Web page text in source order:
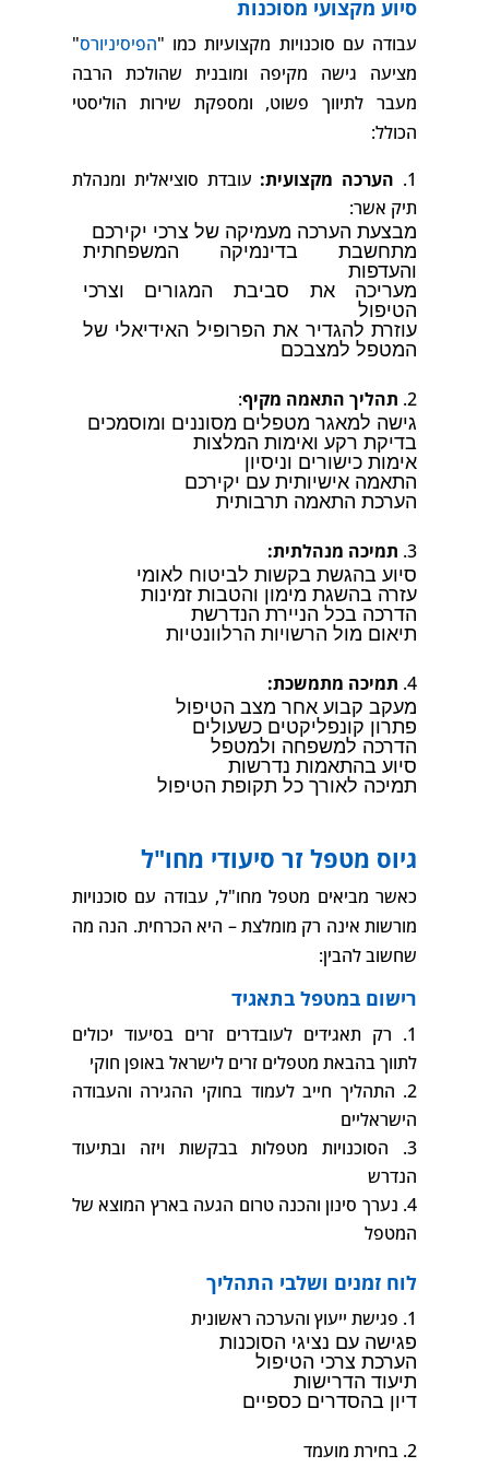
סיוע מקצועי מסוכנות
עבודה עם סוכנויות מקצועיות כמו "הפיסיניורס"
מציעה גישה מקיפה ומובנית שהולכת הרבה
מעבר לתיווך פשוט, ומספקת שירות הוליסטי
הכולל:
הערכה מקצועית: עובדת סוציאלית ומנהלת
תיק אשר:
מבצעת הערכה מעמיקה של צרכי יקירכם
מתחשבת בדינמיקה המשפחתית
והעדפות
מעריכה את סביבת המגורים וצרכי
הטיפול
עוזרת להגדיר את הפרופיל האידיאלי של
המטפל למצבכם
תהליך התאמה מקיף:
גישה למאגר מטפלים מסוננים ומוסמכים
בדיקת רקע ואימות המלצות
אימות כישורים וניסיון
התאמה אישיותית עם יקירכם
הערכת התאמה תרבותית
תמיכה מנהלתית:
סיוע בהגשת בקשות לביטוח לאומי
עזרה בהשגת מימון והטבות זמינות
הדרכה בכל הניירת הנדרשת
תיאום מול הרשויות הרלוונטיות
תמיכה מתמשכת:
מעקב קבוע אחר מצב הטיפול
פתרון קונפליקטים כשעולים
הדרכה למשפחה ולמטפל
סיוע בהתאמות נדרשות
תמיכה לאורך כל תקופת הטיפול
גיוס מטפל זר סיעודי מחו"ל
כאשר מביאים מטפל מחו"ל, עבודה עם סוכנויות
מורשות אינה רק מומלצת – היא הכרחית. הנה מה
שחשוב להבין:
רישום במטפל בתאגיד
רק תאגידים לעובדרים זרים בסיעוד יכולים
לתווך בהבאת מטפלים זרים לישראל באופן חוקי
התהליך חייב לעמוד בחוקי ההגירה והעבודה
הישראליים
הסוכנויות מטפלות בבקשות ויזה ובתיעוד
הנדרש
נערך סינון והכנה טרום הגעה בארץ המוצא של
המטפל
לוח זמנים ושלבי התהליך
פגישת ייעוץ והערכה ראשונית
פגישה עם נציגי הסוכנות
הערכת צרכי הטיפול
תיעוד הדרישות
דיון בהסדרים כספיים
בחירת מועמד